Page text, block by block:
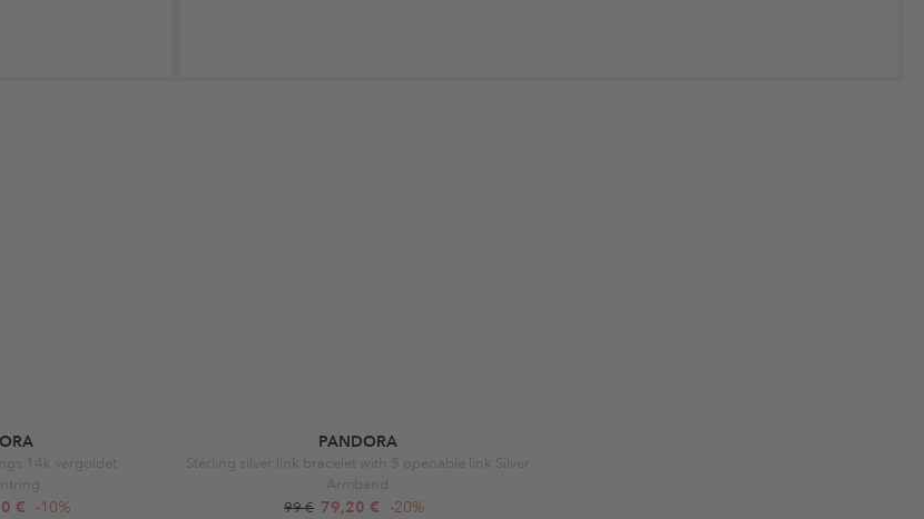
14k vergoldet
€ -10%
PANDORA
Sterling silver link bracelet with 5 openable link Silver
Armband
99 € 79,20 € -20%